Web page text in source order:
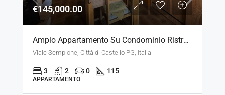
€145,000.00
Ampio Appartamento Su Condominio Ristrutturato
Viale Sempione, Città di Castello PG, Italia
3 2 0 115
APPARTAMENTO